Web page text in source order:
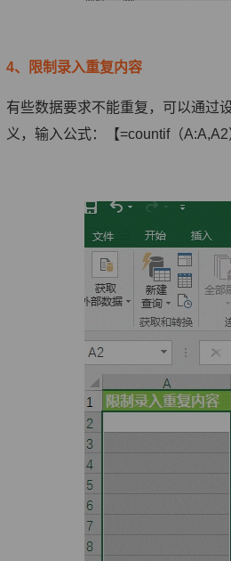
4、限制录入重复内容
有些数据要求不能重复，可以通过
义，输入公式：【=countif（